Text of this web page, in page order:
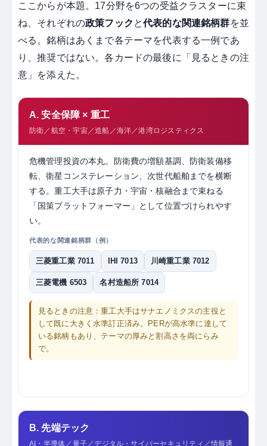
ここからが本題。17分野を6つの受益クラスターに束
ね、それぞれの政策フック と代表的な関連銘柄群を並
べる。銘柄はあくまで各テーマを代表する一例であ
り、推奨ではない。各カードの最後に「見るときの注
意」を添えた。
A. 安全保障 × 重工
防衛／航空・宇宙／造船／海洋／港湾ロジスティクス
危機管理投資の本丸。防衛費の増額基調、防衛装備移
転、衛星コンステレーション、次世代船舶までを横断
する。重工大手は原子力・宇宙・核融合まで束ねる
「国策プラットフォーマー」として位置づけられやす
い。
代表的な関連銘柄群（例）
三菱重工業 7011 IHI 7013 川崎重工業 7012
三菱電機 6503 名村造船所 7014
見るときの注意：重工大手はサナエノミクスの主役と
して既に大きく水準訂正済み。PERが高水準に達して
いる銘柄もあり、テーマの厚みと割高さを両にらみ
で。
B. 先端テック
AI・半導体／量子／デジタル・サイバーセキュリティ／情報通